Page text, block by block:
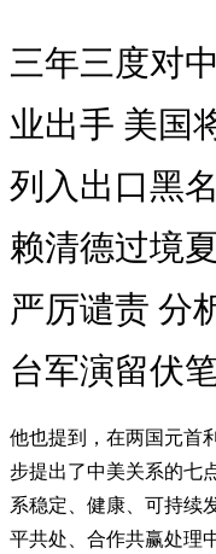
三年三度对
业出手 美国
列入出口黑
赖清德过境
严厉谴责 分
台军演留伏
他也提到，在两国元首
步提出了中美关系的七
系稳定、健康、可持续
平共处、合作共赢处理